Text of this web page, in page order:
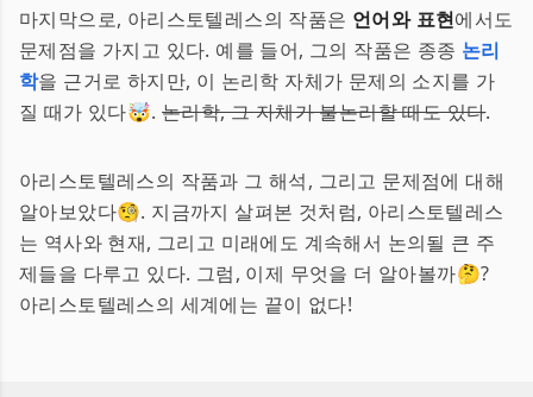
마지막으로, 아리스토텔레스의 작품은 언어와 표현에서도
문제점을 가지고 있다. 예를 들어, 그의 작품은 종종 논리
학을 근거로 하지만, 이 논리학 자체가 문제의 소지를 가
질 때가 있다🤯.논리학, 그 자체가 불논리할 때도 있다.
아리스토텔레스의 작품과 그 해석, 그리고 문제점에 대해
알아보았다🧐. 지금까지 살펴본 것처럼, 아리스토텔레스
는 역사와 현재, 그리고 미래에도 계속해서 논의될 큰 주
제들을 다루고 있다. 그럼, 이제 무엇을 더 알아볼까🤔?
아리스토텔레스의 세계에는 끝이 없다!